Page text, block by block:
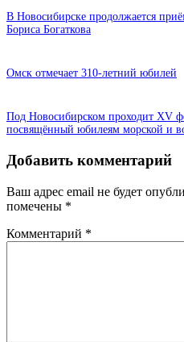
В Новосибирске продолжается
Бориса Богаткова
Омск отмечает 310-летний юбилей
Под Новосибирском проходит XV
посвящённый юбилеям морской и
Добавить комментарий
Ваш адрес email не будет
помечены *
Комментарий *